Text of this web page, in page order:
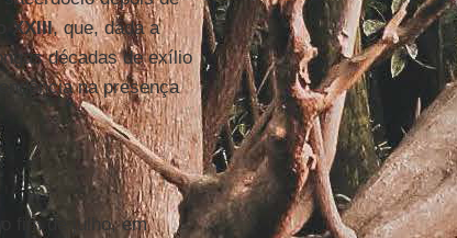
XXIII, que, dada a
décadas de exílio
na presença
fim de julho, em